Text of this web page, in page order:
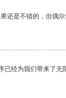
还是不错的，但偶
已经为我们带来了无